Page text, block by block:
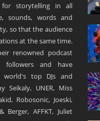
for storytelling in all
sounds, words and
so that the audience
at the same time.
renowned podcast
followers and have
top DJs and
Seikaly, UNER, Miss
Robosonic, Joeski,
AFFKT, Juliet